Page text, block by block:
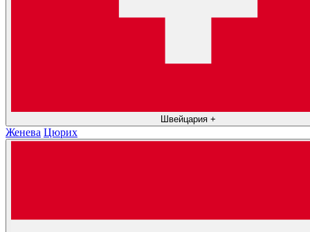
Швейцария +
Женева Цюрих